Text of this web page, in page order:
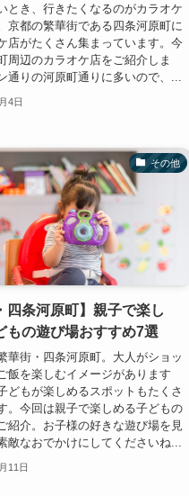
とき、行きたくなるのがカラオケ
京都の繁華街である四条河原町に
店がたくさん集まっています。今
周辺のカラオケ店をご紹介しま
通りの河原町通りに多いので、...
4日
その他
四条河原町】親子で楽し
もの遊び場おすすめ7選
華街・四条河原町。大人がショッ
飯を楽しむイメージがあります
どもが楽しめるスポットもたくさ
。今回は親子で楽しめる子どもの
紹介。お子様の好きな遊び場を見
敵なおでかけにしてくださいね...
11日